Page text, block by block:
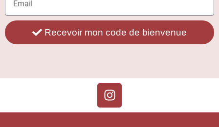
Recevoir mon code de bienvenue